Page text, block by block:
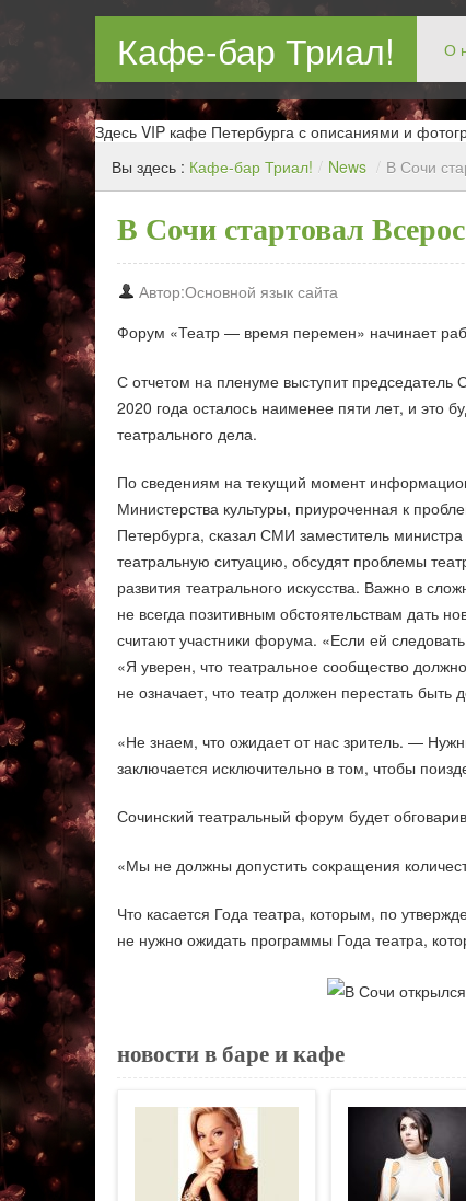
Кафе-бар Триал! О
Бар в Новокосин, кафе в Новокосино, ресторан
Здесь VIP кафе Петербурга с описаниями и
Вы здесь : Кафе-бар Триал! / News / В Сочи
В Сочи стартовал
Автор:Основной язык сайта
Форум «Театр — время перемен» начинает
С отчетом на пленуме выступит
2020 года осталось наименее пяти лет, и это
театрального дела.
По сведениям на текущий момент
Министерства культуры, приуроченная к
Петербурга, сказал СМИ заместитель
театральную ситуацию, обсудят проблемы
развития театрального искусства. Важно в
не всегда позитивным обстоятельствам дать
считают участники форума. «Если ей
«Я уверен, что театральное сообщество
не означает, что театр должен перестать
«Не знаем, что ожидает от нас зритель. —
заключается исключительно в том, чтобы
Сочинский театральный форум будет
«Мы не должны допустить сокращения
Что касается Года театра, которым, по
не нужно ожидать программы Года театра,
новости в баре и кафе